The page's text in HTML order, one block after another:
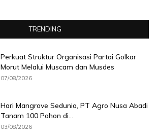
TRENDING
Perkuat Struktur Organisasi Partai Golkar
Morut Melalui Muscam dan Musdes
07/08/2026
Hari Mangrove Sedunia, PT Agro Nusa Abadi
Tanam 100 Pohon di...
03/08/2026